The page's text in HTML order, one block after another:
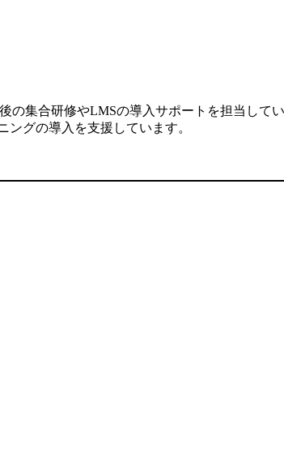
集合研修やLMSの導入サポートを担当して
グの導入を支援しています。